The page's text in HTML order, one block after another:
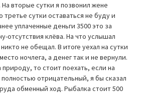
вторые сутки я позвонил жене
третье сутки оставаться не буду и
уплаченные деньги 3500 это за
отсутствия клёва. На что услышал
не обещал. В итоге уехал на сутки
ночлега, а денег так и не вернули.
природу, то стоит поехать, если на
отрицательный, я бы сказал
обменный ход. Рыбалка стоит 500